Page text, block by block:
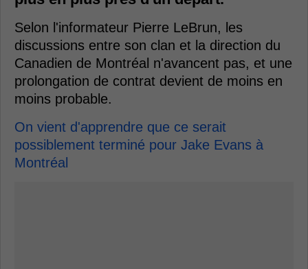
Selon l'informateur Pierre LeBrun, les
discussions entre son clan et la direction du
Canadien de Montréal n'avancent pas, et une
prolongation de contrat devient de moins en
moins probable.
On vient d'apprendre que ce serait
possiblement terminé pour Jake Evans à
Montréal